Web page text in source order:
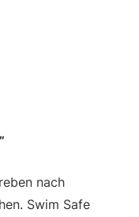
nach
Swim Safe